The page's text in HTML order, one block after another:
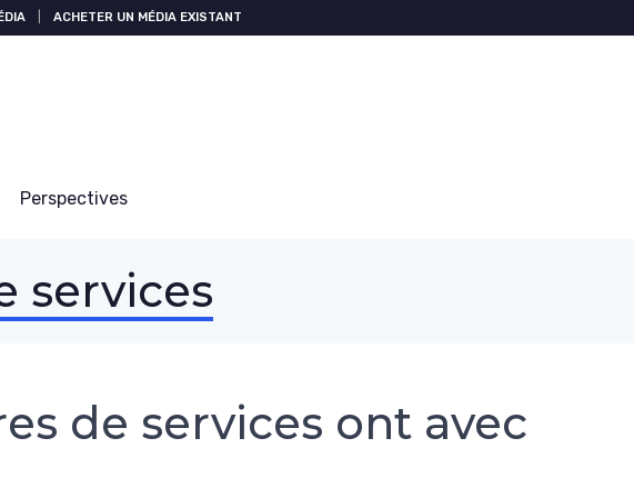
ACHETER UN MÉDIA EXISTANT
Perspectives
services
de services ont avec